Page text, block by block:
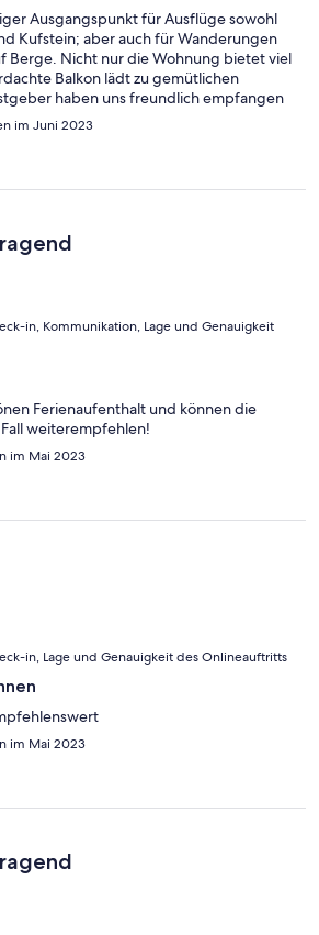
Ausgangspunkt für Ausflüge sowohl
Kufstein; aber auch für Wanderungen
Berge. Nicht nur die Wohnung bietet viel
Balkon lädt zu gemütlichen
haben uns freundlich empfangen
Wir haben uns wohlgefühlt.
im Juni 2023
in, Kommunikation, Lage und Genauigkeit
Ferienaufenthalt und können die
weiterempfehlen!
im Mai 2023
in, Lage und Genauigkeit des Onlineauftritts
im Mai 2023